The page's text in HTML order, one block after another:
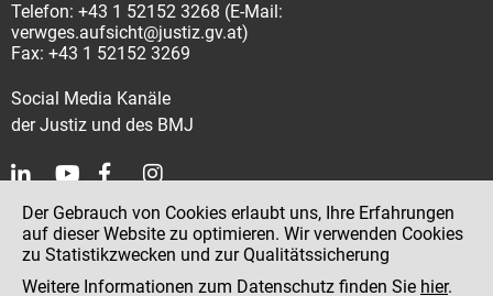
Telefon: +43 1 52152 3268 (E-Mail:
verwges.aufsicht@justiz.gv.at)
Fax: +43 1 52152 3269
Social Media Kanäle
der Justiz und des BMJ
Kontakt
Impressum
Der Gebrauch von Cookies erlaubt uns, Ihre Erfahrungen
auf dieser Website zu optimieren. Wir verwenden Cookies
zu Statistikzwecken und zur Qualitätssicherung
Weitere Informationen zum Datenschutz finden Sie hier.